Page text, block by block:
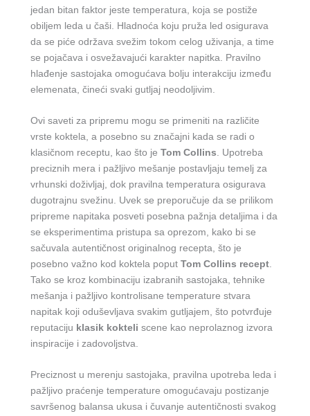
jedan bitan faktor jeste temperatura, koja se postiže
obiljem leda u čaši. Hladnoća koju pruža led osigurava
da se piće održava svežim tokom celog uživanja, a time
se pojačava i osvežavajući karakter napitka. Pravilno
hlađenje sastojaka omogućava bolju interakciju između
elemenata, čineći svaki gutljaj neodoljivim.
Ovi saveti za pripremu mogu se primeniti na različite
vrste koktela, a posebno su značajni kada se radi o
klasičnom receptu, kao što je Tom Collins . Upotreba
preciznih mera i pažljivo mešanje postavljaju temelj za
vrhunski doživljaj, dok pravilna temperatura osigurava
dugotrajnu svežinu. Uvek se preporučuje da se prilikom
pripreme napitaka posveti posebna pažnja detaljima i da
se eksperimentima pristupa sa oprezom, kako bi se
sačuvala autentičnost originalnog recepta, što je
posebno važno kod koktela poput Tom Collins recept
Tako se kroz kombinaciju izabranih sastojaka, tehnike
mešanja i pažljivo kontrolisane temperature stvara
napitak koji oduševljava svakim gutljajem, što potvrđuje
reputaciju klasik kokteli scene kao neprolaznog izvora
inspiracije i zadovoljstva.
Preciznost u merenju sastojaka, pravilna upotreba leda i
pažljivo praćenje temperature omogućavaju postizanje
savršenog balansa ukusa i čuvanje autentičnosti svakog